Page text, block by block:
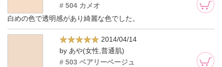
# 504 カメオ
白めの色で透明感があり綺麗な色でした。
2014/04/14
by あや(女性,普通肌)
# 503 ベアリーベージュ